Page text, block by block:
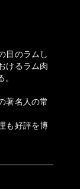
目のラムし
けるラム肉
著名人の常
も好評を博